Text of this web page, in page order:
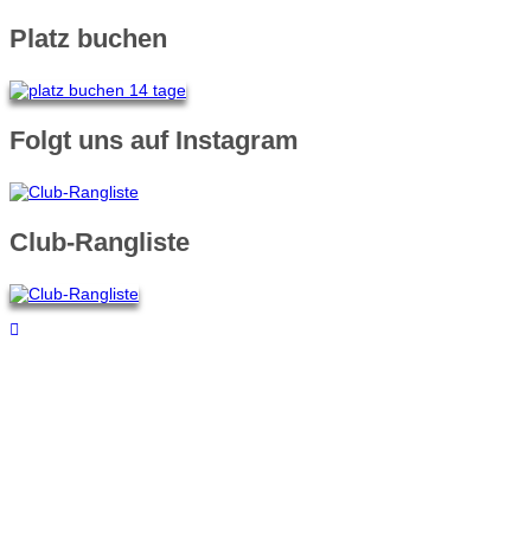
Platz buchen
Folgt uns auf Instagram
Club-Rangliste